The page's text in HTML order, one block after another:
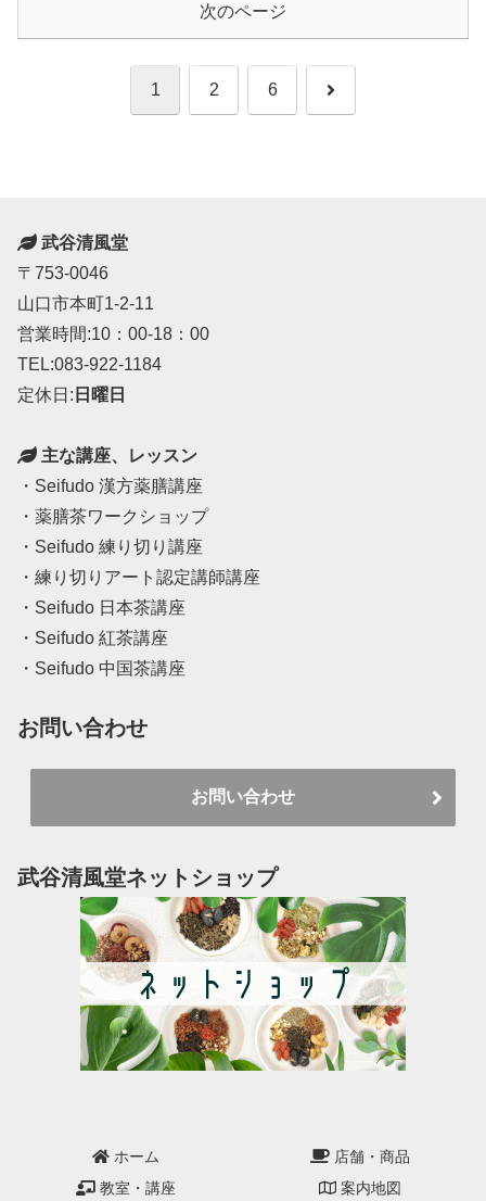
次のページ
1 2 6 次
武谷清風堂
〒753-0046
山口市本町1-2-11
営業時間:10：00-18：00
TEL:083-922-1184
定休日: 日曜日
主な講座、レッスン
・Seifudo 漢方薬膳講座
・薬膳茶ワークショップ
・Seifudo 練り切り講座
・練り切りアート認定講師講座
・Seifudo 日本茶講座
・Seifudo 紅茶講座
・Seifudo 中国茶講座
お問い合わせ
お問い合わせ
武谷清風堂ネットショップ
ホーム
店舗・商品
教室・講座
案内地図